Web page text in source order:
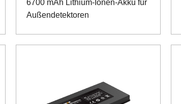
6700 mAh Lithium-Ionen-Akku für
Außendetektoren